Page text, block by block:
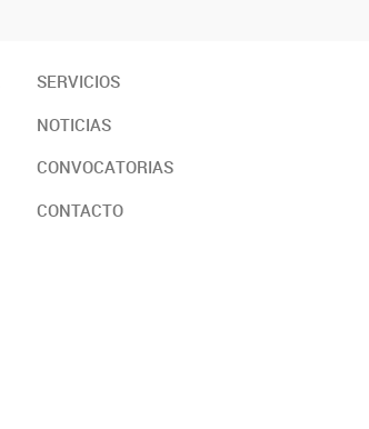
SERVICIOS
NOTICIAS
CONVOCATORIAS
CONTACTO